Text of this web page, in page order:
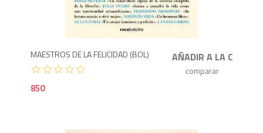
MAESTROS DE LA FELICIDAD (BOL)
850